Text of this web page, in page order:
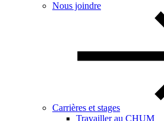
Nous joindre
Carrières et stages
Travailler au CHUM